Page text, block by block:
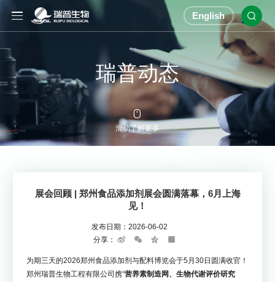
English 
瑞普动态

滑动了解更多
展会回顾 | 郑州食品添加剂展会圆满落幕，6月上海
见！
发布日期：2026-06-02
分享：
Sina
WeChatQzoneShare
为期三天的2026郑州食品添加剂与配料博览会于5月30日圆满收官！
郑州瑞普生物工程有限公司携“营养素制造网、生物代谢评价研究